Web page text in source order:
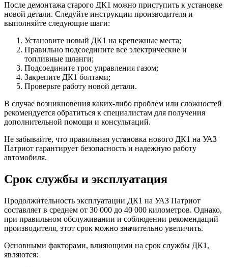
После демонтажа старого ДК1 можно приступить к установке
новой детали. Следуйте инструкции производителя и
выполняйте следующие шаги:
Установите новый ДК1 на крепежные места;
Правильно подсоедините все электрические и
топливные шланги;
Подсоедините трос управления газом;
Закрепите ДК1 болтами;
Проверьте работу новой детали.
В случае возникновения каких-либо проблем или сложностей
рекомендуется обратиться к специалистам для получения
дополнительной помощи и консультаций.
Не забывайте, что правильная установка нового ДК1 на УАЗ
Патриот гарантирует безопасность и надежную работу
автомобиля.
Срок службы и эксплуатация
Продолжительность эксплуатации ДК1 на УАЗ Патриот
составляет в среднем от 30 000 до 40 000 километров. Однако,
при правильном обслуживании и соблюдении рекомендаций
производителя, этот срок можно значительно увеличить.
Основными факторами, влияющими на срок службы ДК1,
являются: